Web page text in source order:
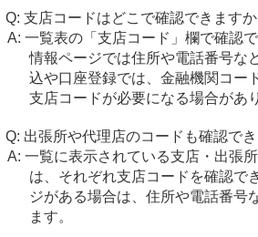
支店コードはどこで確認できますか
一覧表の「支店コード」欄で確認
情報ページでは住所や電話番号な
込や口座登録では、金融機関コー
支店コードが必要になる場合があ
出張所や代理店のコードも確認でき
一覧に表示されている支店・出張
は、それぞれ支店コードを確認で
ジがある場合は、住所や電話番号
ます。